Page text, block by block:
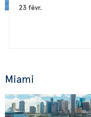
23 févr.
Miami